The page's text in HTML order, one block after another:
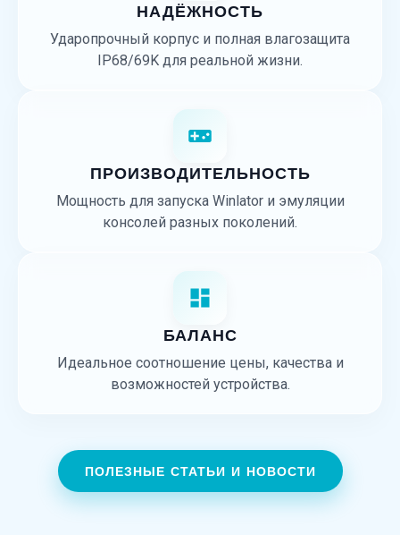
НАДЁЖНОСТЬ
Ударопрочный корпус и полная влагозащита
IP68/69K для реальной жизни.
ПРОИЗВОДИТЕЛЬНОСТЬ
Мощность для запуска Winlator и эмуляции
консолей разных поколений.
БАЛАНС
Идеальное соотношение цены, качества и
возможностей устройства.
ПОЛЕЗНЫЕ СТАТЬИ И НОВОСТИ